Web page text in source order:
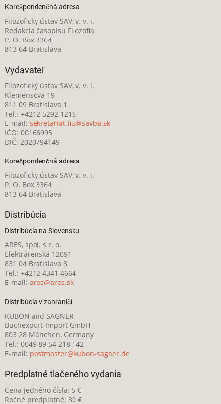
Korešpondenčná adresa
Filozofický ústav SAV, v. v. i.
Redakcia časopisu Filozofia
P. O. Box 3364
813 64 Bratislava
Vydavateľ
Filozofický ústav SAV, v. v. i.
Klemensova 19
811 09 Bratislava 1
Tel.: +4212 5292 1215
E-mail: sekretariat.fiu@savba.sk
IČO: 00166995
DIČ: 2020794149
Korešpondenčná adresa
Filozofický ústav SAV, v. v. i.
P. O. Box 3364
813 64 Bratislava
Distribúcia
Distribúcia na Slovensku
ARES, spol. s r. o.
Elektrárenská 12091
831 04 Bratislava 3
Tel.: +4212 4341 4664
E-mail: ares@ares.sk
Distribúcia v zahraničí
KUBON and SAGNER
Buchexport-Import GmbH
803 28 München, Germany
Tel.: 0049 89 54 218 142
E-mail: postmaster@kubon-sagner.de
Predplatné tlačeného vydania
Cena jedného čísla: 5 €
Ročné predplatné: 30 €